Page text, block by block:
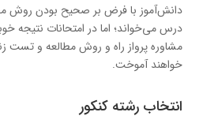
دانش‌آموز با فرض بر صحیح بودن روش
درس می‌خواند؛ اما در امتحانات نتیجه
مشاوره پرواز راه و روش مطالعه و تست
خواهند آموخت.
انتخاب رشته کنکور